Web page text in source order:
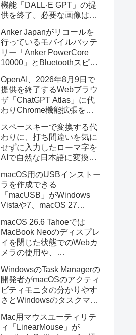
機能「DALL·E GPT」の提
供を終了。必要な画像は期
Anker Japanがリコールを
行っているモバイルバッテ
リー「Anker PowerCore
10000」とBluetoothスピー
辺を焼損する火災が6月に3
件発生していたそうなので
注意を。
OpenAI、2026年8月9日で
提供を終了するWebブラウ
ザ「ChatGPT Atlas」に代
わりChrome機能拡張をア
画の質問やAsk ChatGPT機
能を追加。
スペースキーで変換する代
わりに、打ち間違いを気に
せずに入力したローマ字を
AIで自然な日本語に変換し
力アプリ「Nospace」がリ
リース。
macOS用のUSBインストー
ラを作成できる
「macUSB」がWindows
Vistaや7、macOS 27
トーラの作成に対応。
macOS 26.6 Tahoeでは
MacBook Neoのディスプレ
イを閉じた状態でのWebカ
メラの使用や、
利用しMacBook Neoを復元
する際の安定性が向上。
WindowsのTask Managerの
開発者がmacOSのアクティ
ビティモニタの分かりやす
さとWindowsのタスクマネ
Mac用システムモニタアプ
リ「Task Manager TMOG」
Mac用マウスユーティリテ
ィ「LinearMouse」が